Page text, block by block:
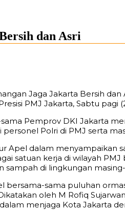
dan Asri
Jaga Jakarta Bersih
PMJ Jakarta, Sabtu pagi
Pemprov DKI Jakarta
Polri di PMJ serta
Apel dalam
satuan kerja di wilayah
di lingkungan masing-
sama puluhan
oleh M Rofiq
menjaga Kota Jakarta